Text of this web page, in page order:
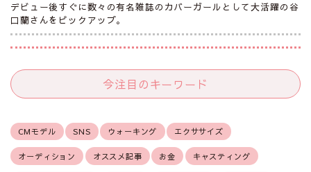
デビュー後すぐに数々の有名雑誌のカバーガールとして大活躍の谷
口蘭さんをピックアップ。
今注目のキーワード
CMモデル SNS ウォーキング エクササイズ
オーディション オススメ記事 お金 キャスティング